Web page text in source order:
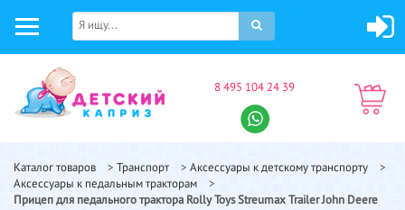
8 495 104 24 39
Каталог товаров > Транспорт > Аксессуары к детскому транспорту
>
Аксессуары к педальным тракторам
>
Прицеп для педального трактора Rolly Toys Streumax Trailer John Deere